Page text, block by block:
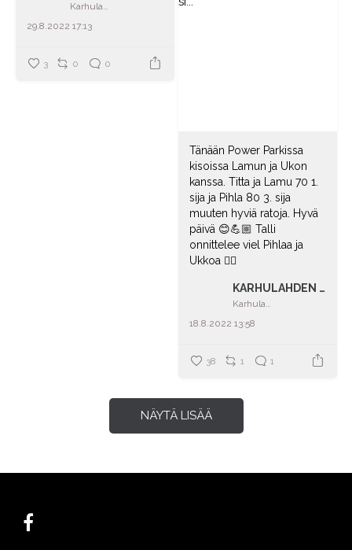
Karhulahden tila
29.8.2022 17:13
3 0 0
Tänään Power Parkissa
kisoissa Lamun ja Ukon
kanssa. Titta ja Lamu 70 1.
sija ja Pihla 80 3. sija
muuten hyviä ratoja. Hyvä
päivä 😊💪🏼 Talli
onnittelee viel Pihlaa ja
Ukkoa 👍🏼
KARHULAHDEN TILA
Karhulahden tila
18.8.2022 13:58
38 1 1
NÄYTÄ LISÄÄ